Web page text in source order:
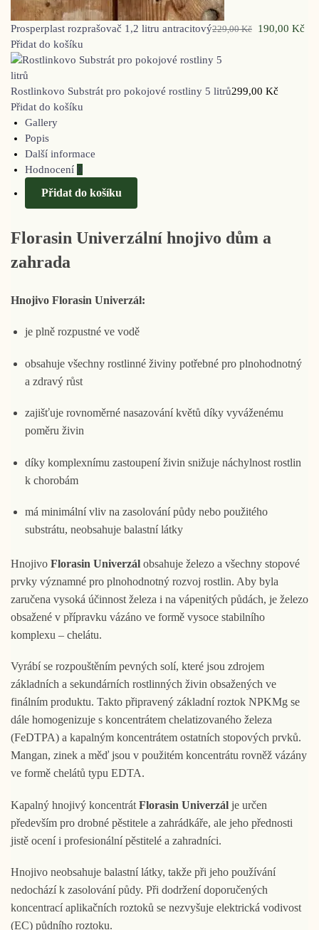
Prosperplast rozprašovač 1,2 litru antracitový229,00Kč 190,00 Kč
Přidat do košíku
Rostlinkovo Substrát pro pokojové rostliny 5 litrů299,00 Kč
Přidat do košíku
Gallery
Popis
Další informace
Hodnocení 0
Přidat do košíku
Florasin Univerzální hnojivo dům a
zahrada
Hnojivo Florasin Univerzál:
je plně rozpustné ve vodě
obsahuje všechny rostlinné živiny potřebné pro plnohodnotný
a zdravý růst
zajišťuje rovnoměrné nasazování květů díky vyváženému
poměru živin
díky komplexnímu zastoupení živin snižuje náchylnost rostlin
k chorobám
má minimální vliv na zasolování půdy nebo použitého
substrátu, neobsahuje balastní látky
Hnojivo Florasin Univerzál obsahuje železo a všechny stopové
prvky významné pro plnohodnotný rozvoj rostlin. Aby byla
zaručena vysoká účinnost železa i na vápenitých půdách, je železo
obsažené v přípravku vázáno ve formě vysoce stabilního
komplexu – chelátu.
Vyrábí se rozpouštěním pevných solí, které jsou zdrojem
základních a sekundárních rostlinných živin obsažených ve
finálním produktu. Takto připravený základní roztok NPKMg se
dále homogenizuje s koncentrátem chelatizovaného železa
(FeDTPA) a kapalným koncentrátem ostatních stopových prvků.
Mangan, zinek a měď jsou v použitém koncentrátu rovněž vázány
ve formě chelátů typu EDTA.
Kapalný hnojivý koncentrát Florasin Univerzál je určen
především pro drobné pěstitele a zahrádkáře, ale jeho přednosti
jistě ocení i profesionální pěstitelé a zahradníci.
Hnojivo neobsahuje balastní látky, takže při jeho používání
nedochází k zasolování půdy. Při dodržení doporučených
koncentrací aplikačních roztoků se nezvyšuje elektrická vodivost
(EC) půdního roztoku.